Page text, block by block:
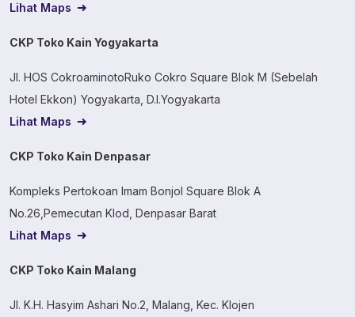
Lihat Maps
CKP Toko Kain Yogyakarta
Jl. HOS CokroaminotoRuko Cokro Square Blok M (Sebelah
Hotel Ekkon) Yogyakarta, D.I.Yogyakarta
Lihat Maps
CKP Toko Kain Denpasar
Kompleks Pertokoan Imam Bonjol Square Blok A
No.26,Pemecutan Klod, Denpasar Barat
Lihat Maps
CKP Toko Kain Malang
Jl. K.H. Hasyim Ashari No.2, Malang, Kec. Klojen